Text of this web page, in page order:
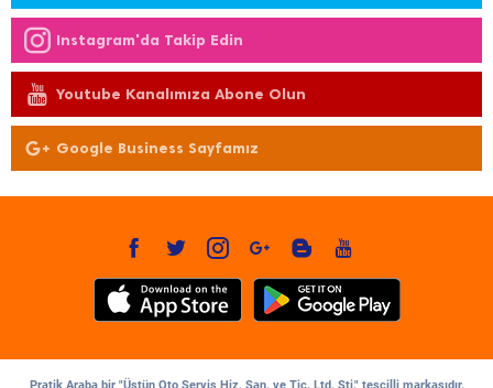
Instagram'da Takip Edin
Youtube Kanalımıza Abone Olun
Google Business Sayfamız